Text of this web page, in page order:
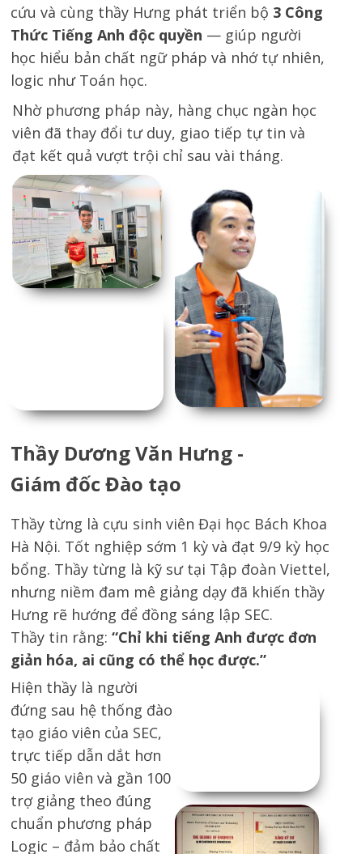
Thầy Dương Văn Hưng -
Giám đốc Đào tạo
Nhờ phương pháp này, hàng chục ngàn học
viên đã thay đổi tư duy, giao tiếp tự tin và
đạt kết quả vượt trội chỉ sau vài tháng.
cứu và cùng thầy Hưng phát triển bộ 3 Công
Thức Tiếng Anh độc quyền — giúp người
học hiểu bản chất ngữ pháp và nhớ tự nhiên,
logic như Toán học.
Hiện thầy là người
đứng sau hệ thống đào
tạo giáo viên của SEC,
trực tiếp dẫn dắt hơn
50 giáo viên và gần 100
trợ giảng theo đúng
chuẩn phương pháp
Logic – đảm bảo chất
Thầy từng là cựu sinh viên Đại học Bách Khoa
Hà Nội. Tốt nghiệp sớm 1 kỳ và đạt 9/9 kỳ học
bổng. Thầy từng là kỹ sư tại Tập đoàn Viettel,
nhưng niềm đam mê giảng dạy đã khiến thầy
Hưng rẽ hướng để đồng sáng lập SEC.
Thầy tin rằng: “Chỉ khi tiếng Anh được đơn
giản hóa, ai cũng có thể học được.”